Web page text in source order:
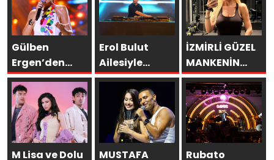
Gülben
Ergen’den
Kıbrıs’ta
Yapay Zekâ
Çıkışı
Erol Bulut
Ailesiyle
Başka
Resort’ta
Unutulmaz Bir
Tatil Yaşadı
İZMİRLİ GÜZEL
MANKENİN
KULİSLERİ
HAREKETLENDİ:
YENİ PROJELER
YOLDA!
M Lisa ve Dolu
MUSTAFA
Rubato